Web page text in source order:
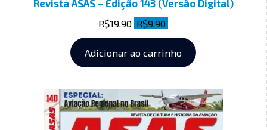
Revista ASAS – Edição 143 (Versão Digital)
R$19.90 R$9.90
Adicionar ao carrinho